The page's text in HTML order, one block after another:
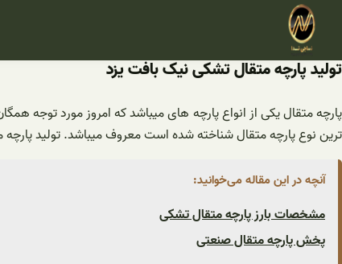
تولید پارچه متقال تشکی نیک بافت یزد
پارچه متقال یکی از انواع پارچه های میباشد که امروز مورد توجه
ترین نوع پارچه متقال شناخته شده است معروف میباشد. تولید پارچه
آنچه در این مقاله می‌خوانید:
مشخصات بارز پارچه متقال تشکی
پخش پارچه متقال صنعتی